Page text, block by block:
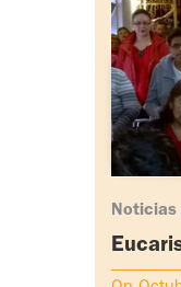
Noticias